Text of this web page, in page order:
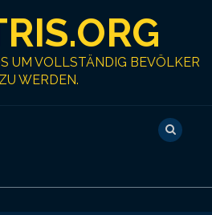
UM VOLLSTÄNDIG BEVÖLKER
WERDEN.